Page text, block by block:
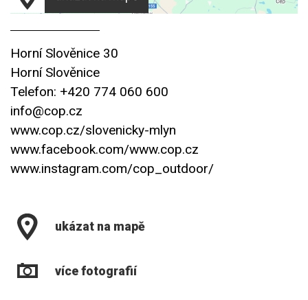
Horní Slověnice 30
Horní Slověnice
Telefon: +420 774 060 600
info@cop.cz
www.cop.cz/slovenicky-mlyn
www.facebook.com/www.cop.cz
www.instagram.com/cop_outdoor/
ukázat na mapě
více fotografií